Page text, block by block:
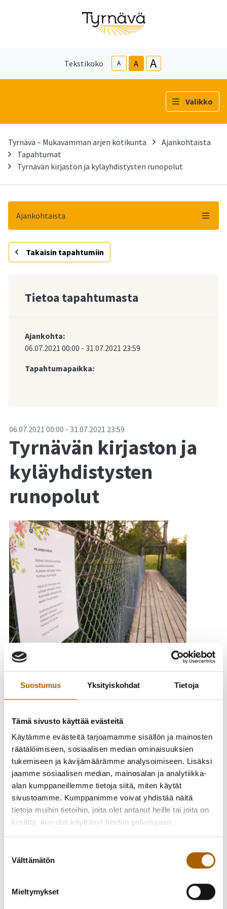
Suostumus Yksityiskohdat Tietoja
Tämä sivusto käyttää evästeitä
Käytämme evästeitä tarjoamamme sisällön ja mainosten
räätälöimiseen, sosiaalisen median ominaisuuksien
tukemiseen ja kävijämäärämme analysoimiseen. Lisäksi
jaamme sosiaalisen median, mainosalan ja analytiikka-
alan kumppaneillemme tietoja siitä, miten käytät
sivustoamme. Kumppanimme voivat yhdistää näitä
tietoja muihin tietoihin, joita olet antanut heille tai joita on
kerätty, kun olet käyttänyt heidän palvelujaan.
valinta
Välttämätön
Mieltymykset
Tekstikoko A A A
Valikko
Tyrnävä – Mukavamman arjen kotikunta
Ajankohtaista
Tapahtumat
Tyrnävän kirjaston ja kyläyhdistysten runopolut
Ajankohtaista
Takaisin tapahtumiin
Tietoa tapahtumasta
Ajankohta:
06.07.2021 00:00 - 31.07.2021 23:59
Tapahtumapaikka:
-06.07.2021 00:00 - 31.07.2021 23:59
Tyrnävän kirjaston ja
kyläyhdistysten
runopolut
Runo Markkuun luontopolulta, kuva: Marika Laurila
Tyrnävän kirjaston ja tyrnäväläisten kyläyhdistysten
yhteistyössä toteuttamat runopolut ovat kierrettävissä
heinäkuun ajan.
Runopolkuja löytyy viideltä eri kylältä: Markkuun
luontopolulta, Suutarinkylän kuntopolulta, Murrosta
Muinaisrannan ja Peuraniemen väliseltä metsäiseltä kevyen
liikenteen väylältä, Temmeksen kylältä leikkipuistosta
alikulun kautta kirkolle sekä kirkonkylän kuntoradalta joen
varresta.
Ajo-ohje Suutarinkylän kuntopolulle: Tyrnävältä tultaessa
käänny Kylmäläntie 157 kohdalta oikeaan, aja noin 550 m ja
jonka vierestä kuntorata lähtee.